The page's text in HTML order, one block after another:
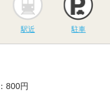
駅近 駐車
800円